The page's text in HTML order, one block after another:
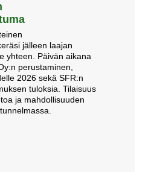
jälleen laajan
yhteen. Päivän aikana
perustaminen,
2026 sekä SFR:n
tuloksia. Tilaisuus
ja mahdollisuuden